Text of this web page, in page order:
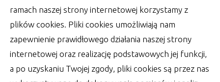
ramach naszej strony internetowej korzystamy z
plików cookies. Pliki cookies umożliwiają nam
zapewnienie prawidłowego działania naszej strony
internetowej oraz realizację podstawowych jej funkcji,
a po uzyskaniu Twojej zgody, pliki cookies są przez nas
Wśród rzeczy, które zrobić muszą Państwo
Młodzi w dniu swojego ślubu, jest wiele
szablonowych
autor: Lucjan 30 czerwca 2022